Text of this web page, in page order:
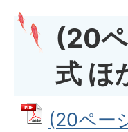
(20
式 ほ
(20ペー